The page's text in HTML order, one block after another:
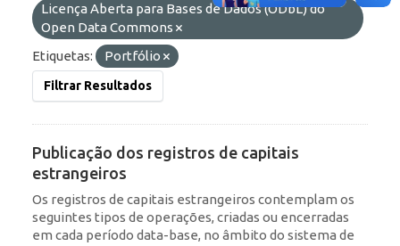
Licença Aberta para Bases de Dados (ODbL) do
Open Data Commons
Etiquetas:
Portfólio
Filtrar Resultados
Publicação dos registros de capitais
estrangeiros
Os registros de capitais estrangeiros contemplam os
seguintes tipos de operações, criadas ou encerradas
em cada período data-base, no âmbito do sistema de